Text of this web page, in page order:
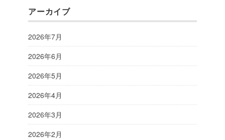
アーカイブ
2026年7月
2026年6月
2026年5月
2026年4月
2026年3月
2026年2月